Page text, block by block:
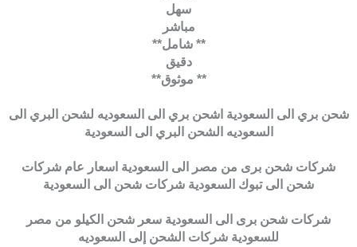
سهل
مباشر
** شامل**
دقيق
** موثوق**
شحن بري الى السعودية اشحن بري الى السعوديه لشحن البري الى
السعوديه الشحن البري الى السعودية
شركات شحن برى من مصر الى السعودية اسعار عام شركات
شحن الى تبوك السعودية شركات شحن الى السعودية
شركات شحن برى الى السعودية سعر شحن الكيلو من مصر
للسعودية شركات الشحن إلى السعوديه